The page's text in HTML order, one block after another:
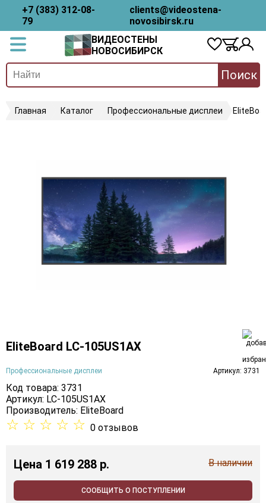
+7 (383) 312-08-
79
clients@videostena-
novosibirsk.ru
ВИДЕОСТЕНЫ
НОВОСИБИРСК
Поиск
Главная Каталог Профессиональные дисплеи
EliteBoard LC-105US1AX
Профессиональные дисплеи Артикул: 3731
Код товара: 3731
Артикул: LC-105US1AX
Производитель: EliteBoard
☆ ☆ ☆ ☆ ☆ 0 отзывов
Цена 1 619 288 p. В наличии
СООБЩИТЬ О ПОСТУПЛЕНИИ